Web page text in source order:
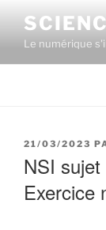
contenu
principal
Le numérique
PUBLIÉ
21/03/2023
NSI
Exercice